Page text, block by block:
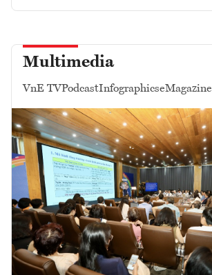
Multimedia
VnE TVPodcastInfographicseMagazine